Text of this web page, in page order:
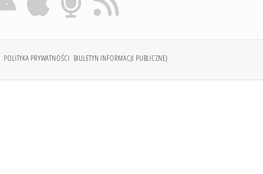
POLITYKA PRYWATNOŚCI BIULETYN INFORMACJI PUBLICZNEJ